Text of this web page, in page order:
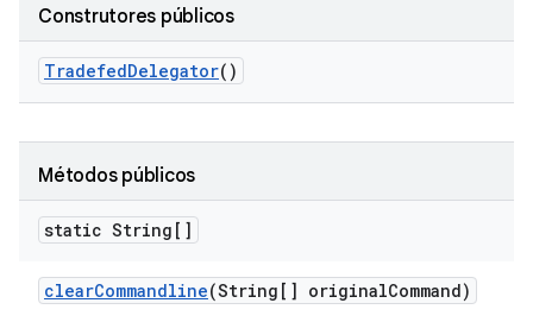
Construtores públicos
TradefedDelegator()
Métodos públicos
static String[]
clearCommandline(String[] originalCommand)